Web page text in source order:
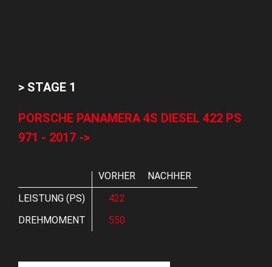
> STAGE 1
PORSCHE PANAMERA 4S DIESEL 422 PS
971 - 2017 ->
VORHER
NACHHER
LEISTUNG (PS)
422
DREHMOMENT
550